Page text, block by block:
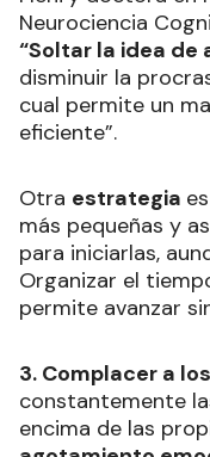
Neurociencia
“Soltar la idea de
disminuir la
cual permite un
eficiente”.
Otra estrategia
más pequeñas y
para iniciarlas,
Organizar el
permite avanzar
3. Complacer a
constantemente
encima de las